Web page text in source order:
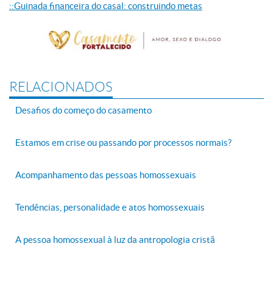
::Guinada financeira do casal: construindo metas
RELACIONADOS
Desafios do começo do casamento
Estamos em crise ou passando por processos normais?
Acompanhamento das pessoas homossexuais
Tendências, personalidade e atos homossexuais
A pessoa homossexual à luz da antropologia cristã